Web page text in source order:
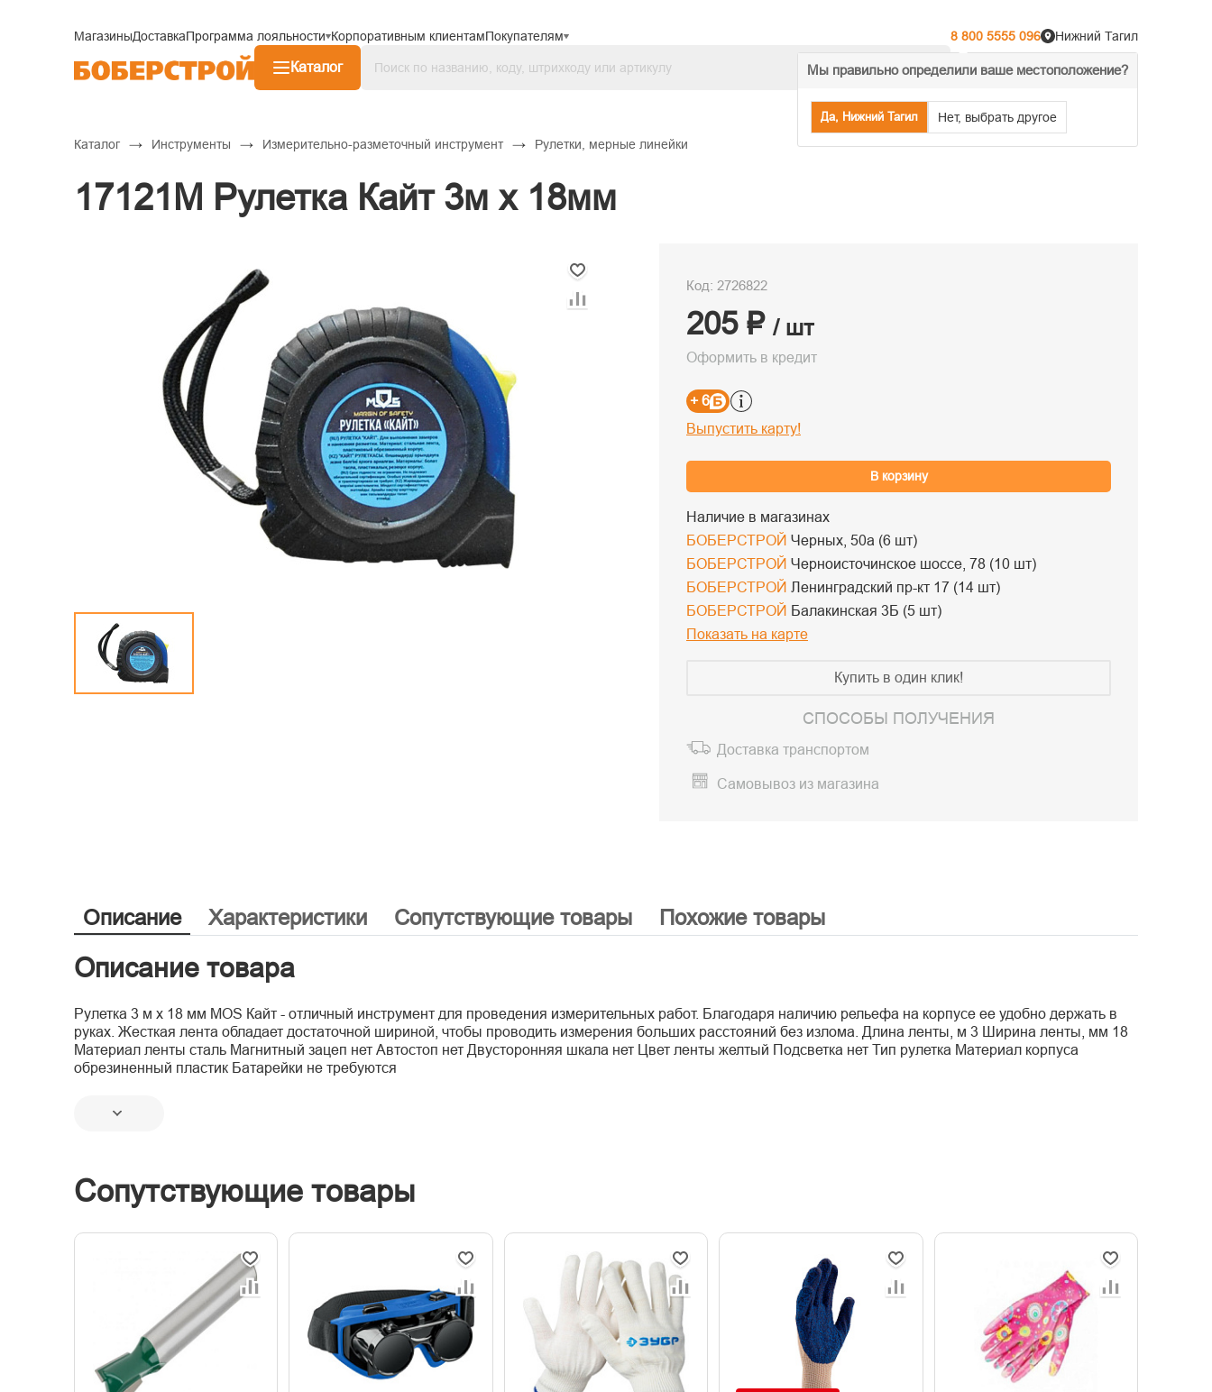
МагазиныДоставкаПрограмма лояльности Корпоративным клиентамПокупателям 8 800 5555 096
Мы правильно определили ваше местоположение?
Да, Нижний Тагил Нет, выбрать другое
Нижний Тагил
Каталог
% Акции Распродажа
Каталог → Инструменты → Измерительно-разметочный инструмент → Рулетки, мерные линейки
17121М Рулетка Кайт 3м х 18мм
Код: 2726822
205 ₽ / шт
Оформить в кредит
+ 6
Выпустить карту!
В корзину
Наличие в магазинах
БОБЕРСТРОЙ Черных, 50а (6 шт)
БОБЕРСТРОЙ Черноисточинское шоссе, 78 (10 шт)
БОБЕРСТРОЙ Ленинградский пр-кт 17 (14 шт)
БОБЕРСТРОЙ Балакинская 3Б (5 шт)
Показать на карте
Купить в один клик!
СПОСОБЫ ПОЛУЧЕНИЯ
Доставка транспортом
Самовывоз из магазина
Описание Характеристики Сопутствующие товары Похожие товары
Описание товара
Рулетка 3 м х 18 мм MOS Кайт - отличный инструмент для проведения измерительных работ. Благодаря наличию рельефа на корпусе ее удобно держать в
руках. Жесткая лента обладает достаточной шириной, чтобы проводить измерения больших расстояний без излома. Длина ленты, м 3 Ширина ленты, мм 18
Материал ленты сталь Магнитный зацеп нет Автостоп нет Двусторонняя шкала нет Цвет ленты желтый Подсветка нет Тип рулетка Материал корпуса
обрезиненный пластик Батарейки не требуются
Сопутствующие товары